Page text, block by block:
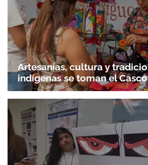
Artesanías, cultura y
indígenas se toman el